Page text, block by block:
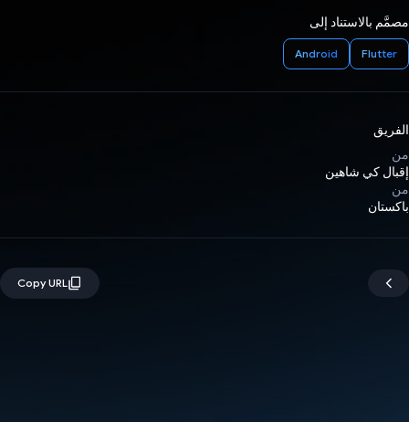
مصمَّم بالاستناد إلى
Flutter
Android
الفريق
من
إقبال كي شاهين
من
باكستان